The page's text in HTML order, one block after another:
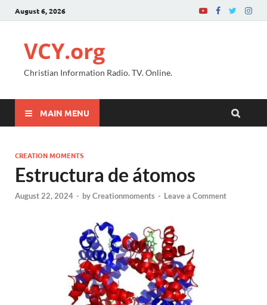
August 6, 2026
VCY.org
Christian Information Radio. TV. Online.
MAIN MENU
CREATION MOMENTS
Estructura de átomos
August 22, 2024 - byCreationmoments - Leave a Comment